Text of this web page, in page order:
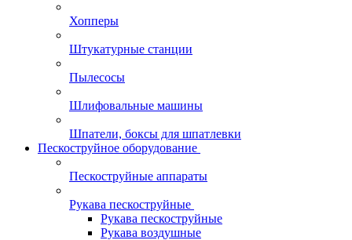
Хопперы
Штукатурные станции
Пылесосы
Шлифовальные машины
Шпатели, боксы для шпатлевки
Пескоструйное оборудование
Пескоструйные аппараты
Рукава пескоструйные
Рукава пескоструйные
Рукава воздушные